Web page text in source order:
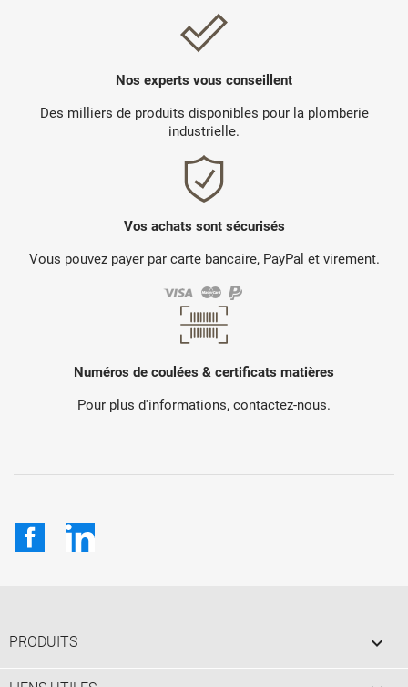
Nos experts vous conseillent
Des milliers de produits disponibles pour la plomberie
industrielle.
Vos achats sont sécurisés
Vous pouvez payer par carte bancaire, PayPal et virement.
Numéros de coulées & certificats matières
Pour plus d'informations, contactez-nous.
Facebook
PRODUITS 